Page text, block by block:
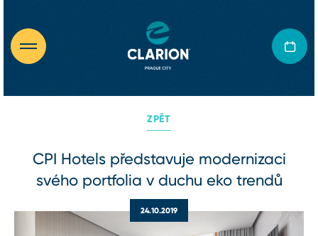
ZPĚT
CPI Hotels představuje modernizaci
svého portfolia v duchu eko trendů
24.10.2019